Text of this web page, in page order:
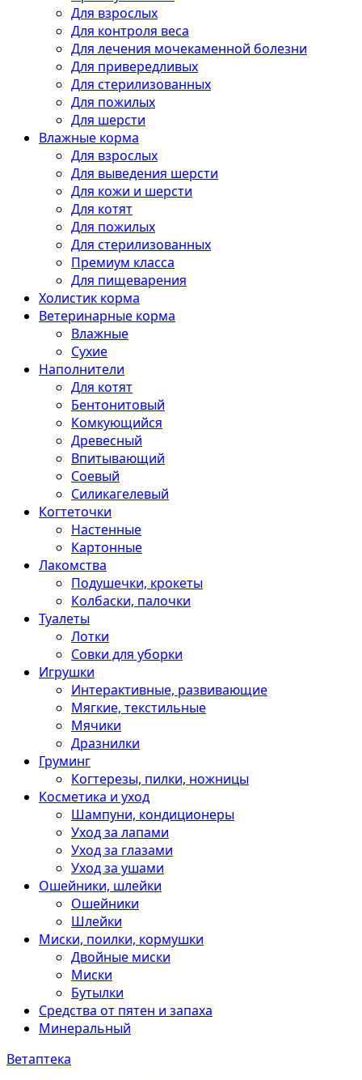
Для взрослых
Для контроля веса
Для лечения мочекаменной болезни
Для привередливых
Для стерилизованных
Для пожилых
Для шерсти
Влажные корма
Для взрослых
Для выведения шерсти
Для кожи и шерсти
Для котят
Для пожилых
Для стерилизованных
Премиум класса
Для пищеварения
Холистик корма
Ветеринарные корма
Влажные
Сухие
Наполнители
Для котят
Бентонитовый
Комкующийся
Древесный
Впитывающий
Соевый
Силикагелевый
Когтеточки
Настенные
Картонные
Лакомства
Подушечки, крокеты
Колбаски, палочки
Туалеты
Лотки
Совки для уборки
Игрушки
Интерактивные, развивающие
Мягкие, текстильные
Мячики
Дразнилки
Груминг
Когтерезы, пилки, ножницы
Косметика и уход
Шампуни, кондиционеры
Уход за лапами
Уход за глазами
Уход за ушами
Ошейники, шлейки
Ошейники
Шлейки
Миски, поилки, кормушки
Двойные миски
Миски
Бутылки
Средства от пятен и запаха
Минеральный
Ветаптека